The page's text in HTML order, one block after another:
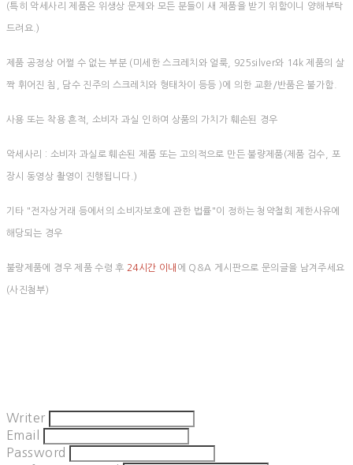
(특히 악세사리 제품은 위생상 문제와 모든 분들이 새 제품을 받기 위함이니 양해부탁
드려요.)
제품 공정상 어쩔 수 없는 부분 (미세한 스크레치와 얼룩, 925silver와 14k 제품의 살
짝 휘어진 침, 담수 진주의 스크레치와 형태차이 등등 )에 의한 교환/반품은 불가함.
사용 또는 착용 흔적, 소비자 과실 인하여 상품의 가치가 훼손된 경우
악세사리 : 소비자 과실로 훼손된 제품 또는 고의적으로 만든 불량제품(제품 검수, 포
장시 동영상 촬영이 진행됩니다.)
기타 "전자상거래 등에서의 소비자보호에 관한 법률"이 정하는 청약철회 제한사유에
해당되는 경우
불량제품에 경우 제품 수령 후 24시간 이내 에 Q&A 게시판으로 문의글을 남겨주세요
(사진첨부)
Writer
Email
Password